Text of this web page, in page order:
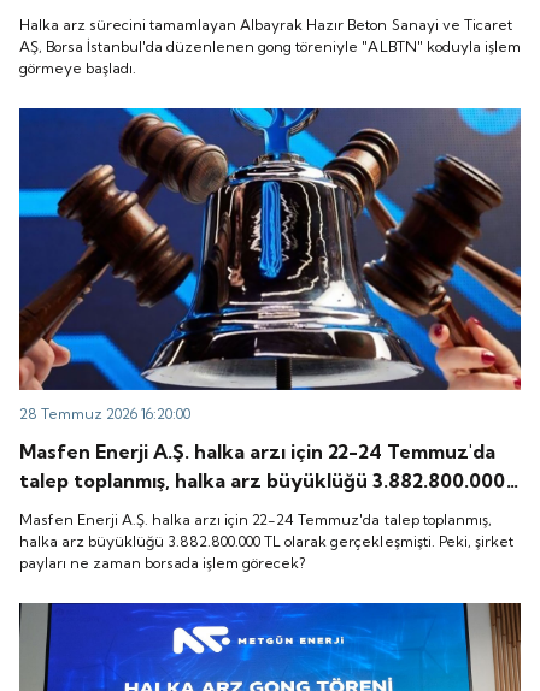
gong töreniyle "ALBTN" koduyla işlem görmeye
başladı.
Halka arz sürecini tamamlayan Albayrak Hazır Beton Sanayi ve Ticaret
AŞ, Borsa İstanbul'da düzenlenen gong töreniyle "ALBTN" koduyla işlem
görmeye başladı.
28 Temmuz 2026 16:20:00
Masfen Enerji A.Ş. halka arzı için 22-24 Temmuz'da
talep toplanmış, halka arz büyüklüğü 3.882.800.000
TL olarak gerçekleşmişti. Peki, şirket payları ne
zaman borsada işlem görecek?
Masfen Enerji A.Ş. halka arzı için 22-24 Temmuz'da talep toplanmış,
halka arz büyüklüğü 3.882.800.000 TL olarak gerçekleşmişti. Peki, şirket
payları ne zaman borsada işlem görecek?